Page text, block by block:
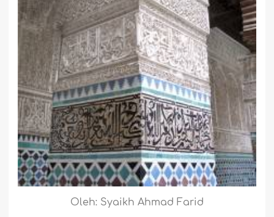
Oleh: Syaikh Ahmad Farid